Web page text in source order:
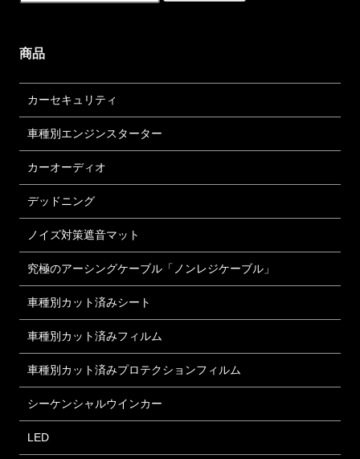
商品
カーセキュリティ
車種別エンジンスターター
カーオーディオ
デッドニング
ノイズ対策遮音マット
究極のアーシングケーブル「ノンレジケーブル」
車種別カット済みシート
車種別カット済みフィルム
車種別カット済みプロテクションフィルム
シーケンシャルウインカー
LED